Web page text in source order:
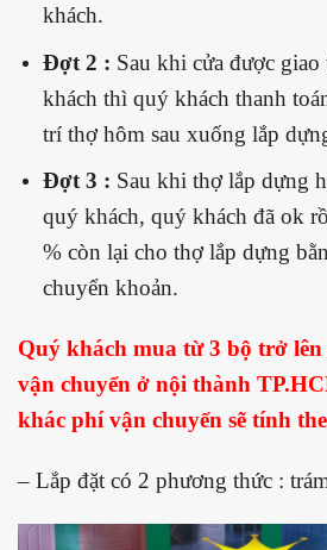
khách.
Đợt 2 : Sau khi cửa được
khách thì quý khách thanh
trí thợ hôm sau xuống lắp
Đợt 3 : Sau khi thợ lắp dựng
quý khách, quý khách đã ok
% còn lại cho thợ lắp dựng
chuyển khoản.
Quý khách mua từ 3 bộ trở lên
vận chuyển ở nội thành
khác phí vận chuyển sẽ tính
– Lắp đặt có 2 phương thức :